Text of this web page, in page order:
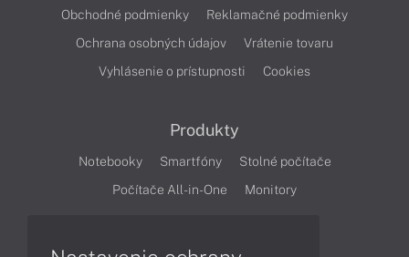
Obchodné podmienky
Reklamačné podmienky
Ochrana osobných údajov
Vrátenie tovaru
Vyhlásenie o prístupnosti
Cookies
Produkty
Notebooky Smartfóny
Stolné počítače
Počítače All-in-One
Monitory
Články